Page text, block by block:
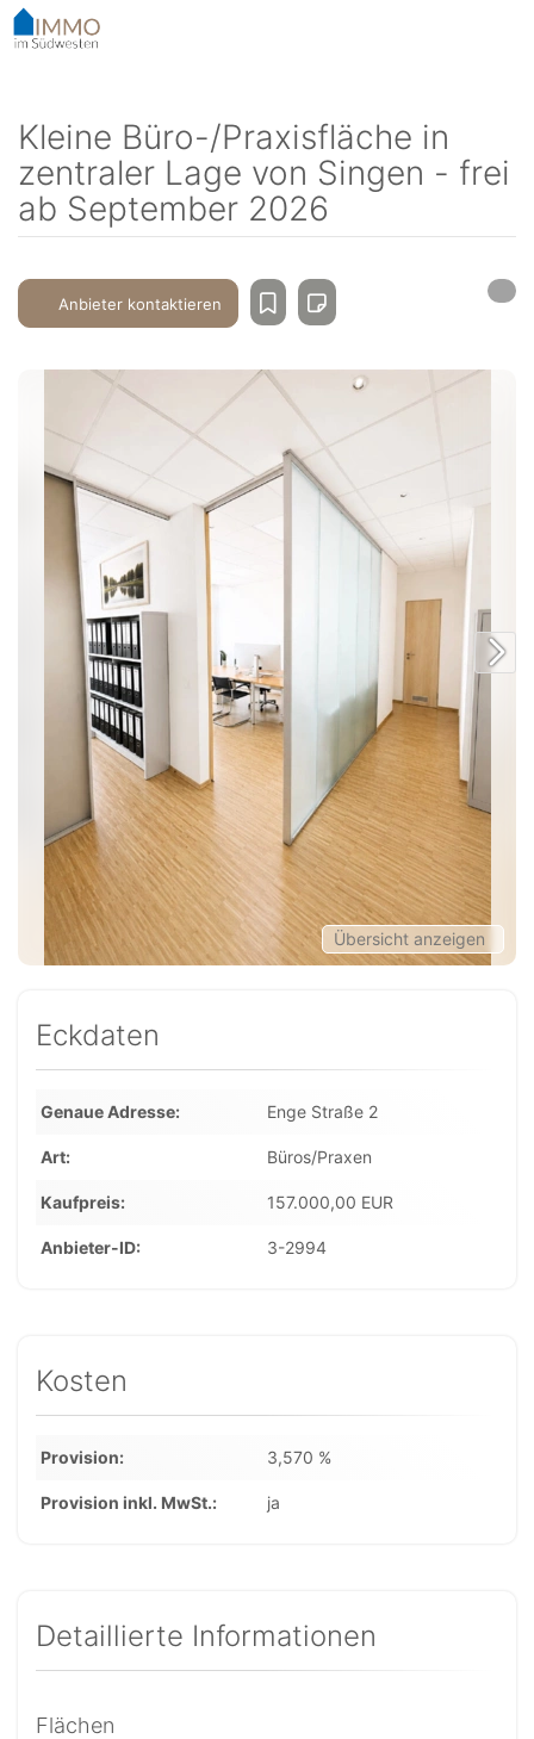
Accessibility-
Modus
zum
Inhalt
Kleine Büro-/Praxisfläche in
zentraler Lage von Singen - frei
ab September 2026
Anbieter kontaktieren
Übersicht anzeigen
Eckdaten
Genaue Adresse Enge Straße 2
Art Büros/Praxen
Kaufpreis 157.000,00 EUR
Anbieter-ID 3-2994
Kosten
Provision 3,570 %
Provision inkl. MwSt. ja
Detaillierte Informationen
Flächen